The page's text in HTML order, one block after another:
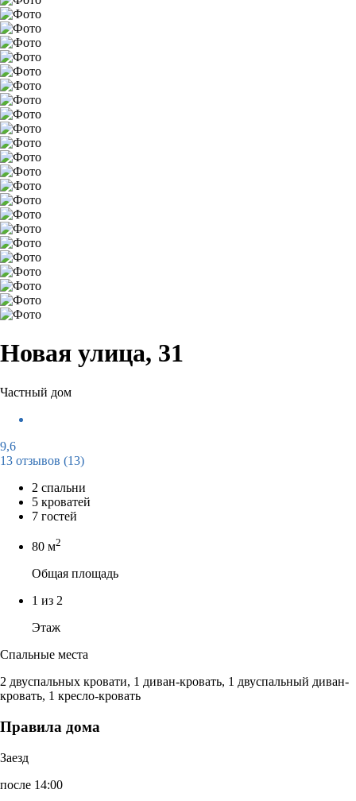
Новая улица, 31
Частный дом
9,6
13 отзывов (13)
2 спальни
5 кроватей
7 гостей
80 м2
Общая площадь
1 из 2
Этаж
Спальные места
2 двуспальных кровати, 1 диван-кровать, 1 двуспальный диван-
кровать, 1 кресло-кровать
Правила дома
Заезд
после 14:00